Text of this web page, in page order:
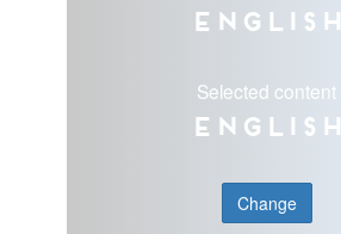
English
Selected content
English
Change